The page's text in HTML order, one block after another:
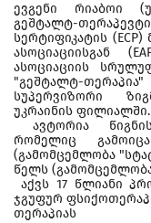
ევგენი რიაბოი
გეშტალტ-
სერტიფიკატის
ასოციაციისგან
ასოციაციის
"გეშტალტ-
სუპერვიზორი
უკრაინის ფილიალში.
ავტორია
რომელიც
(გამომცემლობა
წელს (გამომცემლობა
აქვს 17 წლიანი
ჯგუფურ
თერაპიას